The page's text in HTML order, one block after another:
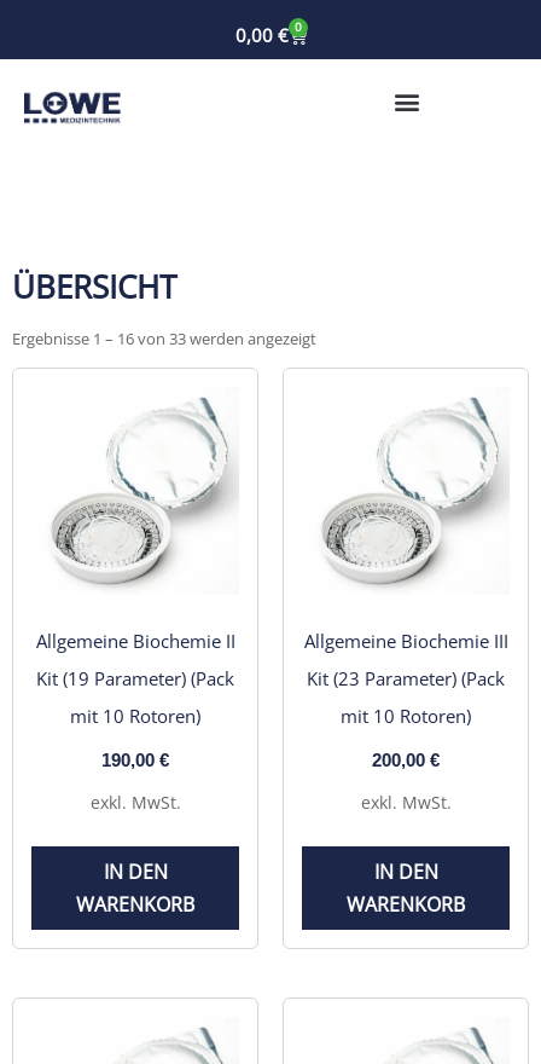
0,00 € 0
ÜBERSICHT
Ergebnisse 1 – 16 von 33 werden angezeigt
Allgemeine Biochemie II
Kit (19 Parameter) (Pack
mit 10 Rotoren)
190,00 €
exkl. MwSt.
IN DEN
WARENKORB
Allgemeine Biochemie III
Kit (23 Parameter) (Pack
mit 10 Rotoren)
200,00 €
exkl. MwSt.
IN DEN
WARENKORB